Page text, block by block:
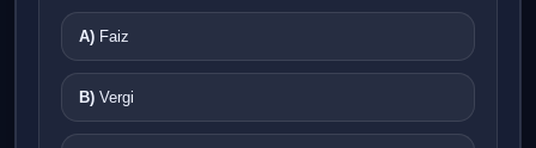
A) Faiz
B) Vergi